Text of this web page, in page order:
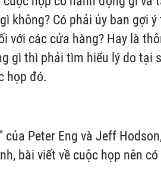
không? Có phải ủy ban gợi
với các cửa hàng? Hay là
gì thì phải tìm hiểu lý do tại
họp đó.
Peter Eng và Jeff
bài viết về cuộc họp nên